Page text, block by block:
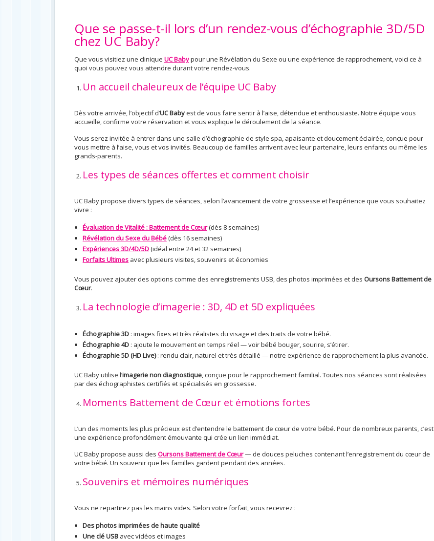
Que se passe-t-il lors d’un rendez-vous d’échographie 3D/5D
chez UC Baby?
Que vous visitiez une clinique UC Babypour une Révélation du Sexe ou une expérience de rapprochement, voici ce à
quoi vous pouvez vous attendre durant votre rendez-vous.
Un accueil chaleureux de l’équipe UC Baby
Dès votre arrivée, l’objectif d’UC Babyest de vous faire sentir à l’aise, détendue et enthousiaste. Notre équipe vous
accueille, confirme votre réservation et vous explique le déroulement de la séance.
Vous serez invitée à entrer dans une salle d’échographie de style spa, apaisante et doucement éclairée, conçue pour
vous mettre à l’aise, vous et vos invités. Beaucoup de familles arrivent avec leur partenaire, leurs enfants ou même les
grands-parents.
Les types de séances offertes et comment choisir
UC Baby propose divers types de séances, selon l’avancement de votre grossesse et l’expérience que vous souhaitez
vivre :
Évaluation de Vitalité : Battement de Cœur(dès 8 semaines)
Révélation du Sexe du Bébé(dès 16 semaines)
Expériences 3D/4D/5D(idéal entre 24 et 32 semaines)
Forfaits Ultimes avec plusieurs visites, souvenirs et économies
Vous pouvez ajouter des options comme des enregistrements USB, des photos imprimées et des Oursons Battement de
Cœur.
La technologie d’imagerie : 3D, 4D et 5D expliquées
Échographie 3D : images fixes et très réalistes du visage et des traits de votre bébé.
Échographie 4D : ajoute le mouvement en temps réel — voir bébé bouger, sourire, s’étirer.
Échographie 5D (HD Live): rendu clair, naturel et très détaillé — notre expérience de rapprochement la plus avancée.
UC Baby utilise l’imagerie non diagnostique, conçue pour le rapprochement familial. Toutes nos séances sont réalisées
par des échographistes certifiés et spécialisés en grossesse.
Moments Battement de Cœur et émotions fortes
L’un des moments les plus précieux est d’entendre le battement de cœur de votre bébé. Pour de nombreux parents, c’est
une expérience profondément émouvante qui crée un lien immédiat.
UC Baby propose aussi des Oursons Battement de Cœur— de douces peluches contenant l’enregistrement du cœur de
votre bébé. Un souvenir que les familles gardent pendant des années.
Souvenirs et mémoires numériques
Vous ne repartirez pas les mains vides. Selon votre forfait, vous recevrez :
Des photos imprimées de haute qualité
Une clé USB avec vidéos et images